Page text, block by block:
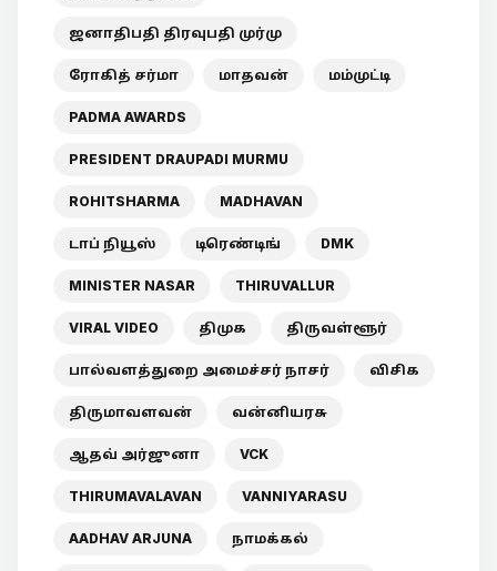
ஜனாதிபதி திரவுபதி முர்மு
ரோகித் சர்மா மாதவன் மம்முட்டி
PADMA AWARDS
PRESIDENT DRAUPADI MURMU
ROHITSHARMA MADHAVAN
டாப் நியூஸ் டிரெண்டிங் DMK
MINISTER NASAR THIRUVALLUR
VIRAL VIDEO திமுக திருவள்ளூர்
பால்வளத்துறை அமைச்சர் நாசர் விசிக
திருமாவளவன் வன்னியரசு
ஆதவ் அர்ஜுனா VCK
THIRUMAVALAVAN VANNIYARASU
AADHAV ARJUNA நாமக்கல்